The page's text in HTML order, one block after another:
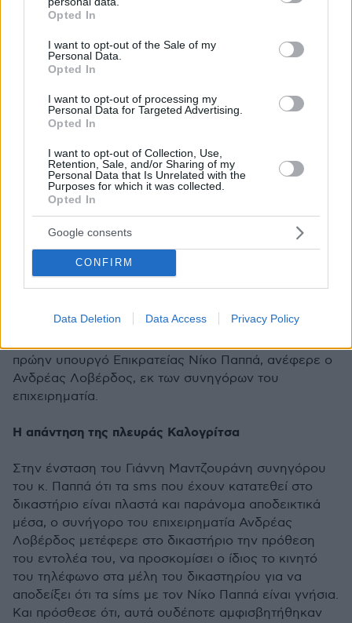
grant or deny consent to Google and its third-party tags to
use your data for below specified purposes in below Google
consent section.
Opted In
I want to opt-out of the Sale of my
Personal Data.
Opted In
I want to opt-out of processing my
Personal Data for Targeted Advertising.
Opted In
I want to opt-out of Collection, Use,
Retention, Sale, and/or Sharing of my
Personal Data that Is Unrelated with the
Purposes for which it was collected.
Opted In
Google consents
CONFIRM
Data Deletion Data Access Privacy Policy
πολιτική δολοφονία του Νίκου Παππά και, μέσω
αυτής, τη δυσφήμιση του ΣΥΡΙΖΑ.
Όταν ο κύριος Μητσοτάκης υιοθέτησε και ξέπλυνε
δημόσια την πλαστογραφία, για να σπιλώσει τον
πλαστογραφιών. Είναι ο ίδιος, που προΐσταται και των
υποκλοπών.
Προειδοποιούμε: Πλαστογραφίες, μηχανορραφίες και
προγραφές δεν θα περάσουν, ούτε εντός ούτε εκτός
του δικαστηρίου».
Στη διάθεση του Ειδικού Δικαστηρίου έθεσε ο
τηλέφωνό του προκειμένου να αποδειχθεί η
πρώην υπουργό Επικρατείας Νίκο Παππά, ανέφερε ο
Ανδρέας Λοβέρδος, εκ των συνηγόρων του
επιχειρηματία.
H απάντηση της πλευράς Καλογρίτσα
Στην ένσταση του Γιάννη Μαντζουράνη συνηγόρου
του κ. Παππά ότι τα sms που έχουν κατατεθεί στο
δικαστήριο είναι πλαστά και παράνομα αποδεικτικά
μέσα, ο συνήγορο του επιχειρηματία Ανδρέας
Λοβέρδος μετέφερε στο δικαστήριο την πρόθεση
του εντολέα του, να προσκομίσει ο ίδιος το κινητό
του τηλέφωνο στα μέλη του δικαστηρίου για να
αποδείξει ότι τα sίms με τον Νίκο Παππά είναι γνήσια.
Και πρόσθεσε ότι, αυτά ουδέποτε αμφισβητήθηκαν